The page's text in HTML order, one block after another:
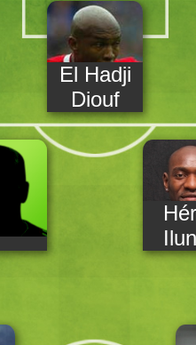
El Hadji
Diouf